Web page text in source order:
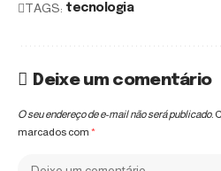
TAGS: tecnologia
Deixe um comentário
O seu endereço de e-mail não será publicado.
marcados com *